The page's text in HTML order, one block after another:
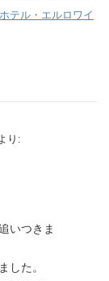
ホテル・エルロワイ
り:
いつきま
した。